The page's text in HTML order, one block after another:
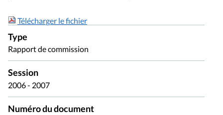
Télécharger le fichier
Type
Rapport de commission
Session
2006 - 2007
Numéro du document